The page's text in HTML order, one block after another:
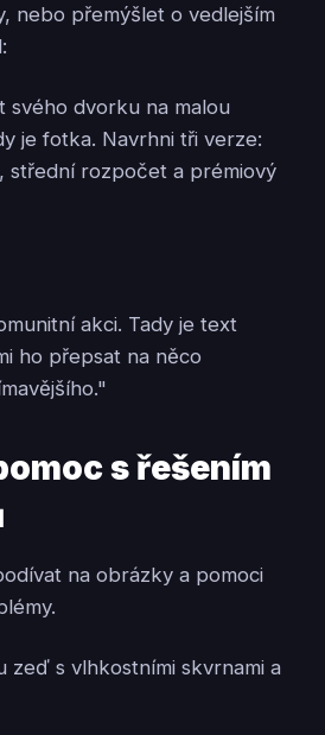
nebo přemýšlet o vedlejším
svého dvorku na malou
je fotka. Navrhni tři verze:
střední rozpočet a prémiový
akci. Tady je text
ho přepsat na něco
s řešením
na obrázky a pomoci
zeď s vlhkostními skvrnami a